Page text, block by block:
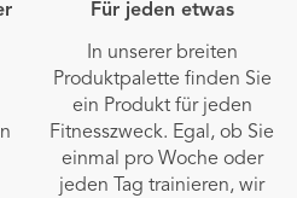
Für jeden etwas
In unserer breiten
Produktpalette finden Sie
ein Produkt für jeden
Fitnesszweck. Egal, ob Sie
einmal pro Woche oder
jeden Tag trainieren, wir